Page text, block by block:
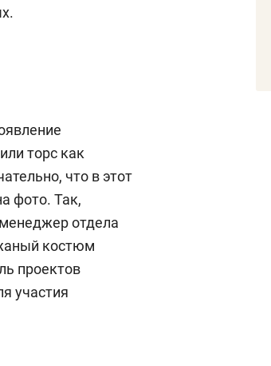
торс как
что в этот
фото. Так,
отдела
костюм
проектов
участия